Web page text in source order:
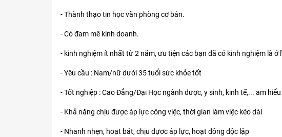
- Thành thạo tin học văn phòng cơ bản.
- Có đam mê kinh doanh.
- kinh nghiệm ít nhất từ 2 năm, ưu tiện các bạn đã có kinh nghiệm là ở
- Yêu cầu : Nam/nữ dưới 35 tuổi sức khỏe tốt
- Tốt nghiệp : Cao Đẳng/Đại Học ngành dược, y sinh, kinh tế,... am
- Khả năng chịu được áp lực công việc, thời gian làm việc kéo dài
- Nhanh nhẹn, hoạt bát, chịu đựơc áp lực, hoạt đông độc lập